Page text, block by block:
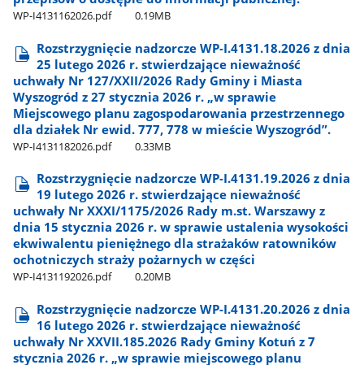
WP-I4131162026.pdf 0.19MB
Rozstrzygnięcie nadzorcze WP-I.4131.18.2026 z dnia
25 lutego 2026 r. stwierdzające nieważność
uchwały Nr 127/XXII/2026 Rady Gminy i Miasta
Wyszogród z 27 stycznia 2026 r. „w sprawie
Miejscowego planu zagospodarowania przestrzennego
dla działek Nr ewid. 777, 778 w mieście Wyszogród”.
WP-I4131182026.pdf 0.33MB
Rozstrzygnięcie nadzorcze WP-I.4131.19.2026 z dnia
19 lutego 2026 r. stwierdzające nieważność
uchwały Nr XXXI/1175/2026 Rady m.st. Warszawy z
dnia 15 stycznia 2026 r. w sprawie ustalenia wysokości
ekwiwalentu pieniężnego dla strażaków ratowników
ochotniczych straży pożarnych w części
WP-I4131192026.pdf 0.20MB
Rozstrzygnięcie nadzorcze WP-I.4131.20.2026 z dnia
16 lutego 2026 r. stwierdzające nieważność
uchwały Nr XXVII.185.2026 Rady Gminy Kotuń z 7
stycznia 2026 r. „w sprawie miejscowego planu